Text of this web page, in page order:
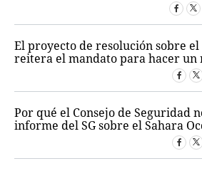
VÍDEOS
TEMAS
PERSONAJES
AUTORES
El proyecto de resolución sobre
reitera el mandato para hacer
Por qué el Consejo de Seguridad
informe del SG sobre el Sahara